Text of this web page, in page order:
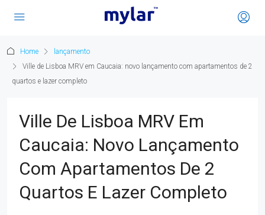
Home
lançamento
Ville de Lisboa MRV em Caucaia: novo lançamento com apartamentos de 2
quartos e lazer completo
Ville De Lisboa MRV Em
Caucaia: Novo Lançamento
Com Apartamentos De 2
Quartos E Lazer Completo